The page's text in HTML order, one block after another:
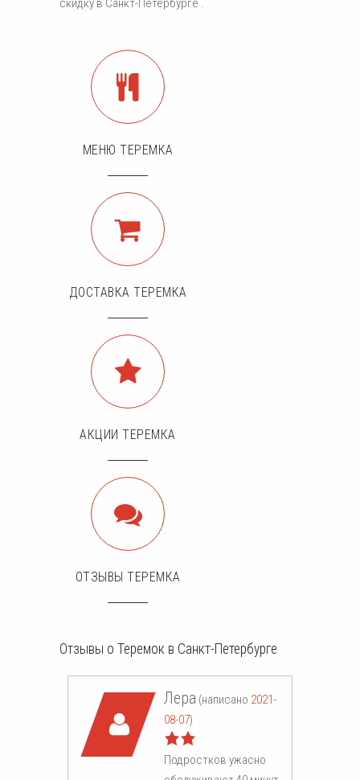
скидку в Санкт-Петербурге .
МЕНЮ ТЕРЕМКА
ДОСТАВКА ТЕРЕМКА
АКЦИИ ТЕРЕМКА
ОТЗЫВЫ ТЕРЕМКА
Отзывы о Теремок в Санкт-Петербурге
Лера (написано 2021-
08-07)
Подростков ужасно